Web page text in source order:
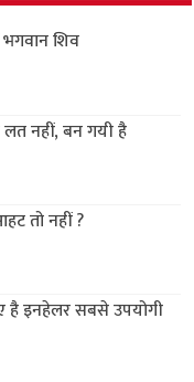
शिव
नहीं, बन गयी है
तो नहीं ?
है इनहेलर सबसे उपयोगी